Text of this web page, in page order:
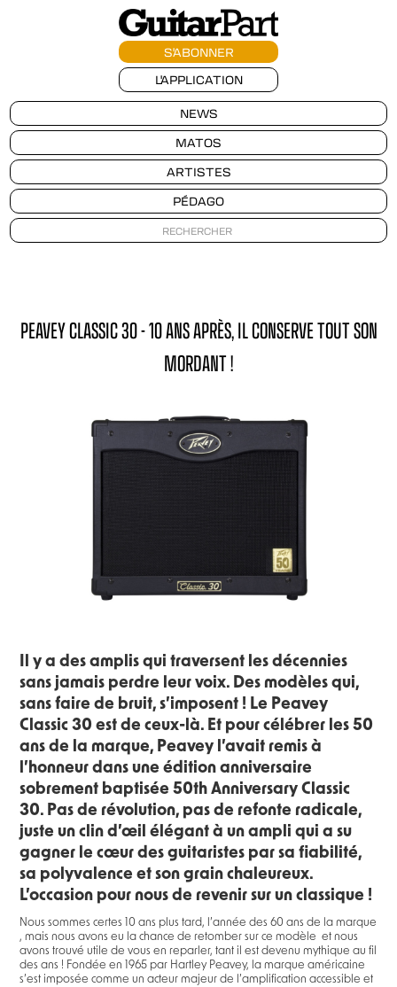
S'ABONNER
L'APPLICATION
NEWS
MATOS
ARTISTES
PÉDAGO
PEAVEY CLASSIC 30 - 10 ANS APRÈS, IL CONSERVE TOUT SON
MORDANT !
Il y a des amplis qui traversent les décennies
sans jamais perdre leur voix. Des modèles qui,
sans faire de bruit, s’imposent ! Le Peavey
Classic 30 est de ceux-là. Et pour célébrer les 50
ans de la marque, Peavey l’avait remis à
l’honneur dans une édition anniversaire
sobrement baptisée 50th Anniversary Classic
30. Pas de révolution, pas de refonte radicale,
juste un clin d’œil élégant à un ampli qui a su
gagner le cœur des guitaristes par sa fiabilité,
sa polyvalence et son grain chaleureux.
L’occasion pour nous de revenir sur un classique !
Nous sommes certes 10 ans plus tard, l’année des 60 ans de la marque
, mais nous avons eu la chance de retomber sur ce modèle et nous
avons trouvé utile de vous en reparler, tant il est devenu mythique au fil
des ans ! Fondée en 1965 par Hartley Peavey, la marque américaine
s’est imposée comme un acteur majeur de l’amplification accessible et